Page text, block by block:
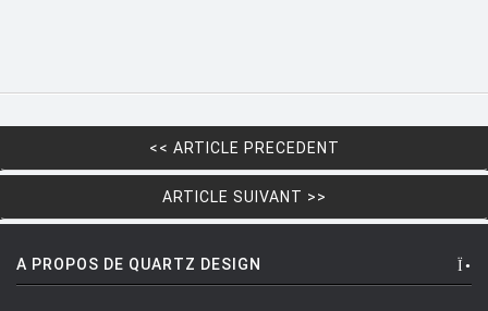
JIELDÉ
KARTELL
<< ARTICLE PRECEDENT
ARTICLE SUIVANT >>
A PROPOS DE QUARTZ DESIGN